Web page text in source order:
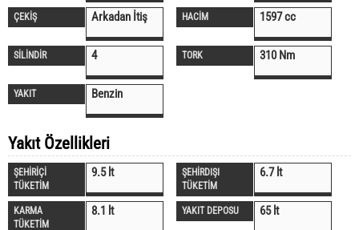
ÇEKİŞ Arkadan İtiş HACİM 1597 cc
SİLİNDİR 4 TORK 310 Nm
YAKIT Benzin
Yakıt Özellikleri
ŞEHİRİÇİ
TÜKETİM
9.5 lt
ŞEHİRDIŞI
TÜKETİM
6.7 lt
KARMA
TÜKETİM
8.1 lt YAKIT DEPOSU 65 lt